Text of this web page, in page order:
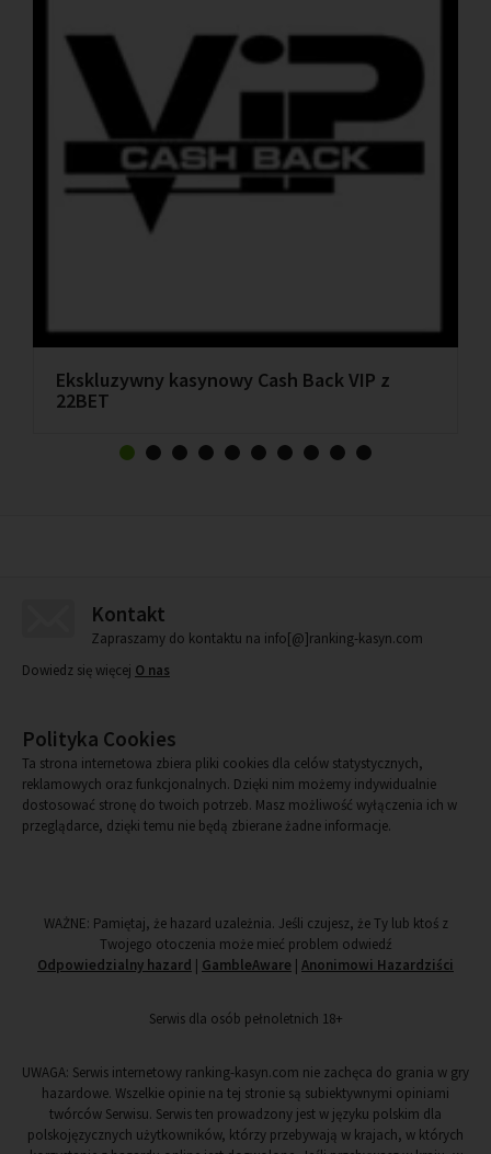
Ekskluzywny kasynowy Cash Back VIP z
22BET
Kontakt
Zapraszamy do kontaktu na info[@]ranking-kasyn.com
Dowiedz się więcej O nas
Polityka Cookies
Ta strona internetowa zbiera pliki cookies dla celów statystycznych,
reklamowych oraz funkcjonalnych. Dzięki nim możemy indywidualnie
dostosować stronę do twoich potrzeb. Masz możliwość wyłączenia ich w
przeglądarce, dzięki temu nie będą zbierane żadne informacje.
WAŻNE: Pamiętaj, że hazard uzależnia. Jeśli czujesz, że Ty lub ktoś z
Twojego otoczenia może mieć problem odwiedź
Odpowiedzialny hazard | GambleAware | Anonimowi Hazardziści
Serwis dla osób pełnoletnich 18+
UWAGA: Serwis internetowy ranking-kasyn.com nie zachęca do grania w gry
hazardowe. Wszelkie opinie na tej stronie są subiektywnymi opiniami
twórców Serwisu. Serwis ten prowadzony jest w języku polskim dla
polskojęzycznych użytkowników, którzy przebywają w krajach, w których